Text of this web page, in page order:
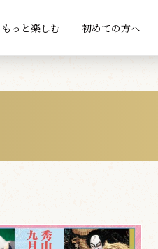
もっと楽しむ 初めての方へ